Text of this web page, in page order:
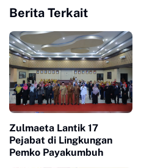
Berita Terkait
Zulmaeta Lantik 17
Pejabat di Lingkungan
Pemko Payakumbuh